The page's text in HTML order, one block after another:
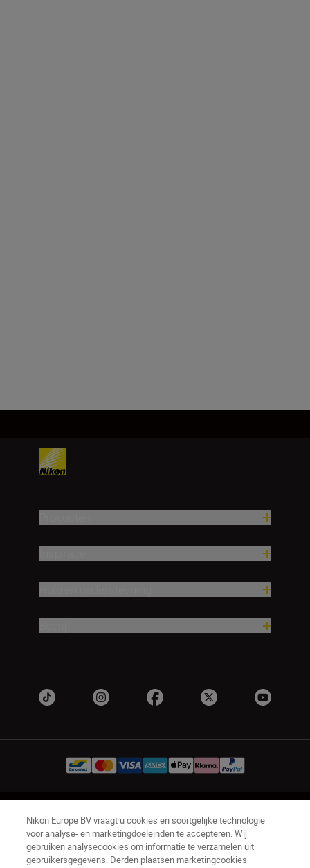
BE(nl) Nikon Sites
Contact opnemen
Privacyverklaring
Gebruiksvoorwaarden
Nikon Europe BV vraagt u cookies en soortgelijke technologie
voor analyse- en marketingdoeleinden te accepteren. Wij
gebruiken analysecookies om informatie te verzamelen uit
gebruikersgegevens. Derden plaatsen marketingcookies